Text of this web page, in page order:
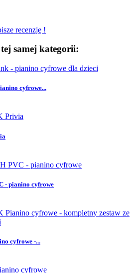
recenzję !
samej kategorii:
cyfrowe...
- pianino cyfrowe
cyfrowe -...